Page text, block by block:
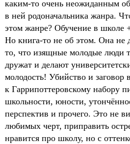
каким-то очень неожиданным
в ней родоначальника жанра.
этом жанре? Обучение в школе
Но книга-то не об этом. Она не
то, что изящные молодые люди
дружат и делают
молодость! Убийство и заговор
к Гаррипоттеровскому набору
школьности, юности,
перспектив и прочего. Это не
любимых черт, приправить
нравится про школу, но с